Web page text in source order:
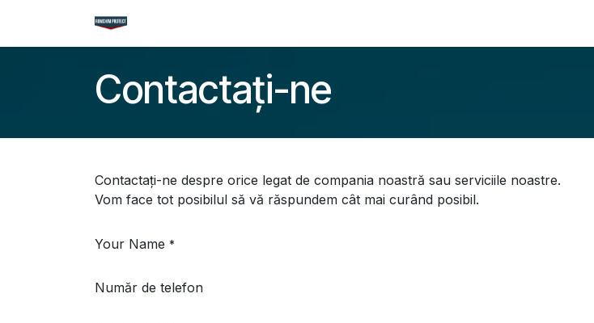
Contactați-ne
Contactați-ne despre orice legat de compania noastră sau serviciile noastre.
Vom face tot posibilul să vă răspundem cât mai curând posibil.
Your Name *
Număr de telefon